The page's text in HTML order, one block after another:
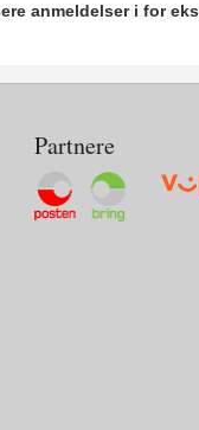
anmeldelser i for
Partnere